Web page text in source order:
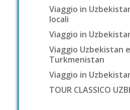
Viaggio in
locali
Viaggio in
Viaggio Uzbekistan e
Turkmenistan
Viaggio in
TOUR CLASSICO